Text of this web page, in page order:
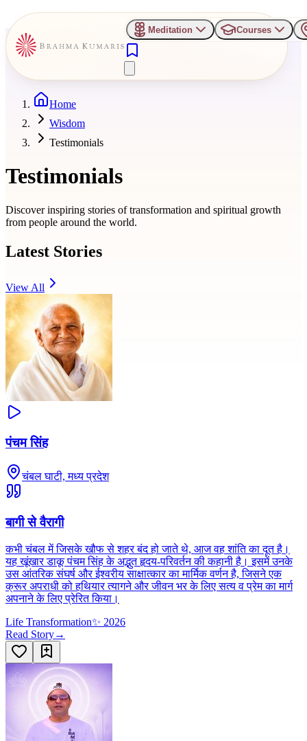
Meditation Courses
Home
Wisdom
Testimonials
Testimonials
Discover inspiring stories of transformation and spiritual growth
from people around the world.
Latest Stories
View All
पंचम सिंह
चंबल घाटी, मध्य प्रदेश
बागी से वैरागी
कभी चंबल में जिसके खौफ से शहर बंद हो जाते थे, आज वह शांति का दूत है।
यह खूंखार डाकू पंचम सिंह के अद्भुत हृदय-परिवर्तन की कहानी है। इसमें उनके
उस आंतरिक संघर्ष और ईश्वरीय साक्षात्कार का मार्मिक वर्णन है, जिसने एक
क्रूर अपराधी को हथियार त्यागने और जीवन भर के लिए सत्य व प्रेम का मार्ग
अपनाने के लिए प्रेरित किया।
Life Transformation✨ 2026
Read Story→